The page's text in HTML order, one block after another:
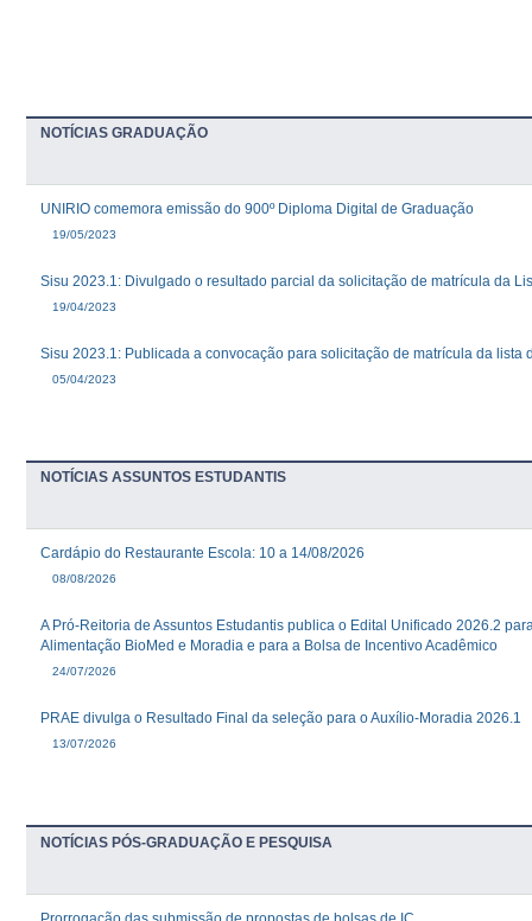
NOTÍCIAS GRADUAÇÃO
UNIRIO comemora emissão do 900º Diploma Digital de Graduação
19/05/2023
Sisu 2023.1: Divulgado o resultado parcial da solicitação de matrícula da
19/04/2023
Sisu 2023.1: Publicada a convocação para solicitação de matrícula da lista
05/04/2023
NOTÍCIAS ASSUNTOS ESTUDANTIS
Cardápio do Restaurante Escola: 10 a 14/08/2026
08/08/2026
A Pró-Reitoria de Assuntos Estudantis publica o Edital Unificado 2026.2
Alimentação BioMed e Moradia e para a Bolsa de Incentivo Acadêmico
24/07/2026
PRAE divulga o Resultado Final da seleção para o Auxílio-Moradia 2026.1
13/07/2026
NOTÍCIAS PÓS-GRADUAÇÃO E PESQUISA